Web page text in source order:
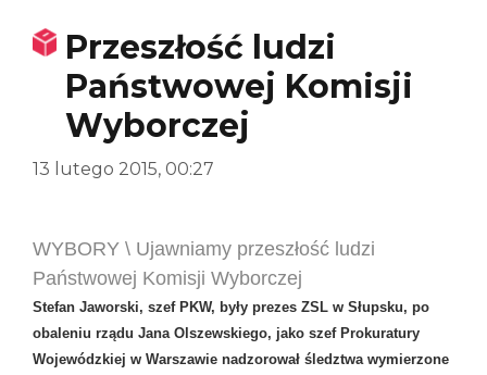
Przeszłość ludzi
Państwowej Komisji
Wyborczej
13 lutego 2015, 00:27
WYBORY \ Ujawniamy przeszłość ludzi
Państwowej Komisji Wyborczej
Stefan Jaworski, szef PKW, były prezes ZSL w Słupsku, po
obaleniu rządu Jana Olszewskiego, jako szef Prokuratury
Wojewódzkiej w Warszawie nadzorował śledztwa wymierzone